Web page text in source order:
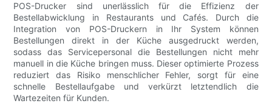
POS-Drucker sind unerlässlich für die Effizienz der
Bestellabwicklung in Restaurants und Cafés. Durch die
Integration von POS-Druckern in Ihr System können
Bestellungen direkt in der Küche ausgedruckt werden,
sodass das Servicepersonal die Bestellungen nicht mehr
manuell in die Küche bringen muss. Dieser optimierte Prozess
reduziert das Risiko menschlicher Fehler, sorgt für eine
schnelle Bestellaufgabe und verkürzt letztendlich die
Wartezeiten für Kunden.